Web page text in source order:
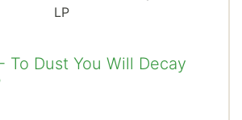
To Dust You Will Decay